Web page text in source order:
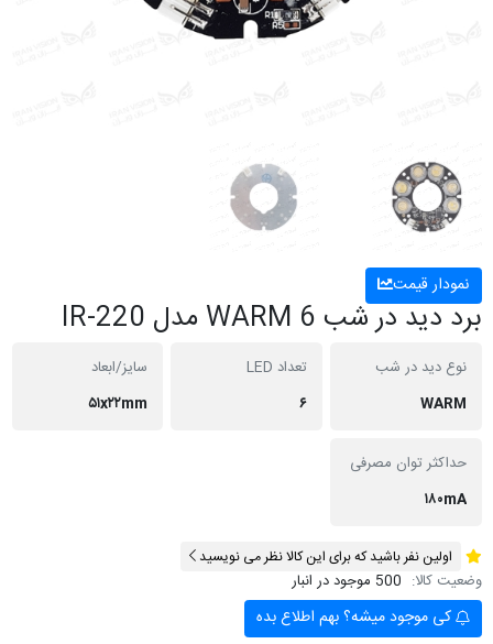
نمودار قیمت
برد دید در شب WARM 6 مدل IR-220
نوع دید در شب
WARM
تعداد LED
۶
سایز/ابعاد
۵۱x۲۲mm
حداکثر توان مصرفی
۱۸۰mA
اولین نفر باشید که برای این کالا نظر می نویسید
وضعیت کالا: 500 موجود در انبار
کی موجود میشه؟ بهم اطلاع بده